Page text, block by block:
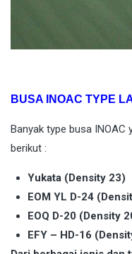
BUSA INOAC TYPE
Banyak type busa INOAC
berikut :
Yukata (Density 23)
EOM YL D-24
EOQ D-20 (Density
EFY – HD-16